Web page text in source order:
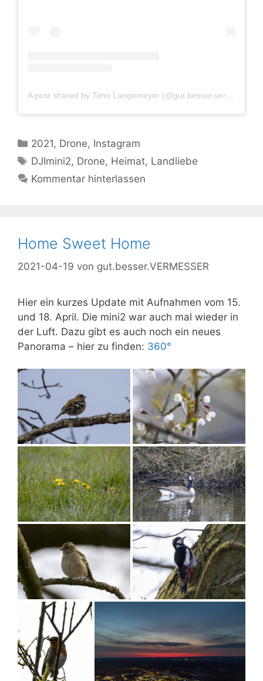
A post shared by Timo Langemeyer (@gut.besser.vermesser)
Kategorien
2021, Drone, Instagram
Schlagwörter
DJImini2, Drone, Heimat, Landliebe
Kommentar hinterlassen
Home Sweet Home
2021-04-19 von gut.besser.VERMESSER
Hier ein kurzes Update mit Aufnahmen vom 15.
und 18. April. Die mini2 war auch mal wieder in
der Luft. Dazu gibt es auch noch ein neues
Panorama – hier zu finden: 360°